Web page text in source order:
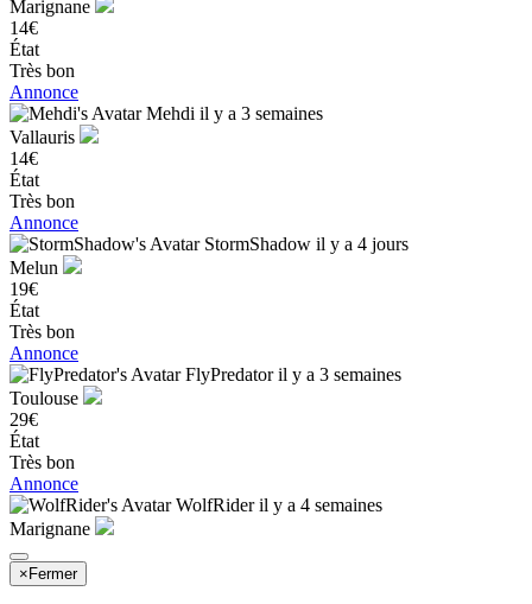
Marignane
14€
État
Très bon
Annonce
Mehdi il y a 3 semaines
Vallauris
14€
État
Très bon
Annonce
StormShadow il y a 4 jours
Melun
19€
État
Très bon
Annonce
FlyPredatoril y a 3 semaines
Toulouse
29€
État
Très bon
Annonce
WolfRideril y a 4 semaines
Marignane
× Fermer